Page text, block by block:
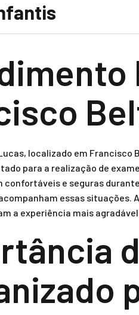
localizado em
para a realização de
confortáveis e seguras
essas
a experiência mais